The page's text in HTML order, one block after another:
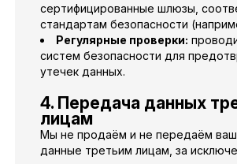
сертифицированные шлюзы,
стандартам безопасности
Регулярные проверки:
систем безопасности для
утечек данных.
4. Передача данных
лицам
Мы не продаём и не передаём
данные третьим лицам, за